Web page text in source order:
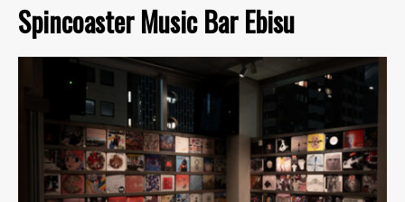
Spincoaster Music Bar Ebisu